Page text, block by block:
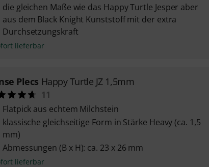
die gleichen Maße wie das Happy Turtle Jesper aber
aus dem Black Knight Kunststoff mit der extra
Durchsetzungskraft
lieferbar
Plecs Happy Turtle JZ 1,5mm
11
Flatpick aus echtem Milchstein
klassische gleichseitige Form in Stärke Heavy (ca. 1,5
mm)
Abmessungen (B x H): ca. 23 x 26 mm
lieferbar